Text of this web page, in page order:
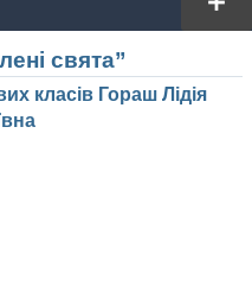
свята”
класів Гораш Лідія